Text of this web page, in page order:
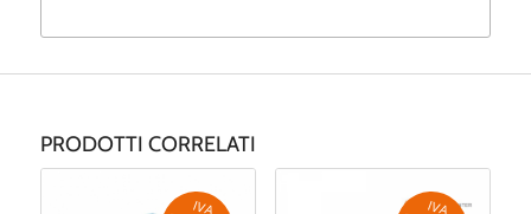
PRODOTTI CORRELATI
IV
A
g
e
v
o
la
ta IV
A
g
e
v
o
la
ta